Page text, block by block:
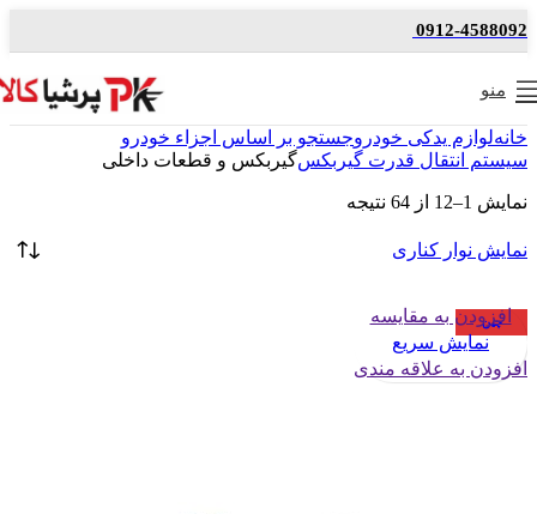
0912-4588092
منو
خانهلوازم یدکی خودروجستجو بر اساس اجزاء خودرو
سیستم انتقال قدرت گیربکسگیربکس و قطعات داخلی
نمایش 1–12 از 64 نتیجه
نمایش نوار کناری
چین
افزودن به مقایسه
نمایش سریع
افزودن به علاقه مندی